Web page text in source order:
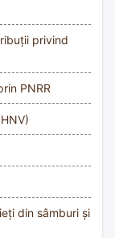
privind
PNRR
din sâmburi și